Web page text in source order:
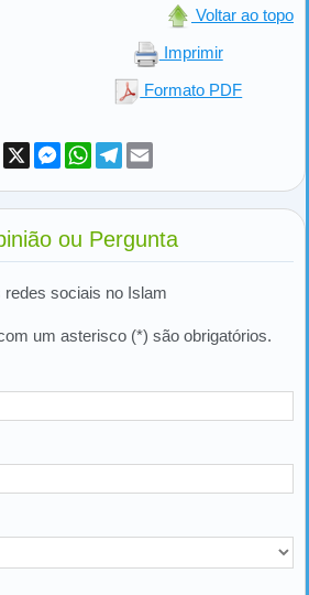
Voltar ao topo
Imprimir
Formato PDF
X Messenger
WhatsApp
Telegram
ou Pergunta
sociais no Islam
um asterisco (*) são obrigatórios.